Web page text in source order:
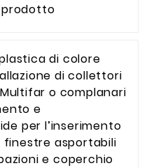
di colore
di collettori
o complanari
e
per l’inserimento
finestre asportabili
e coperchio